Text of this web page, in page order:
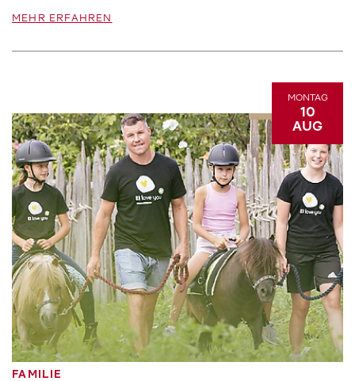
MEHR ERFAHREN
MONTAG
10
AUG
FAMILIE